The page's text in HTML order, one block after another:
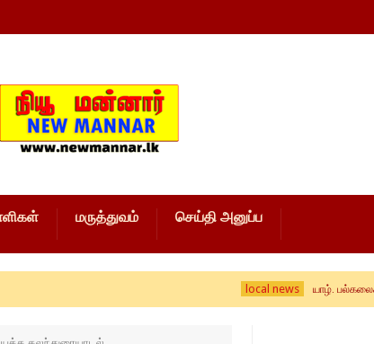
மருத்துவம் செய்தி அனுப்ப
local news யாழ். பல்கலைக்கழக